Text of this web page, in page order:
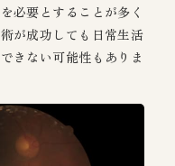
必要とすることが多く
が成功しても日常生活
きない可能性もありま